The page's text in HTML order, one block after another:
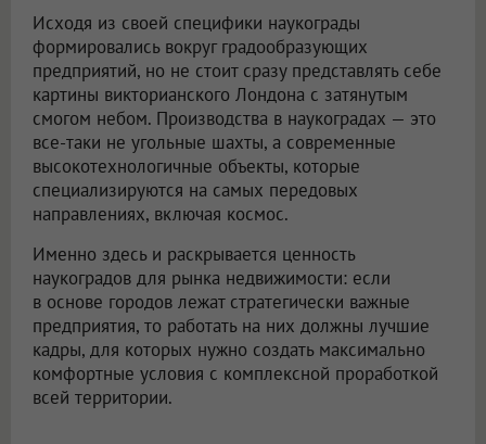
Исходя из своей специфики наукограды
формировались вокруг градообразующих
предприятий, но не стоит сразу представлять себе
картины викторианского Лондона с затянутым
смогом небом. Производства в наукоградах — это
все-таки не угольные шахты, а современные
высокотехнологичные объекты, которые
специализируются на самых передовых
направлениях, включая космос.
Именно здесь и раскрывается ценность
наукоградов для рынка недвижимости: если
в основе городов лежат стратегически важные
предприятия, то работать на них должны лучшие
кадры, для которых нужно создать максимально
комфортные условия с комплексной проработкой
всей территории.